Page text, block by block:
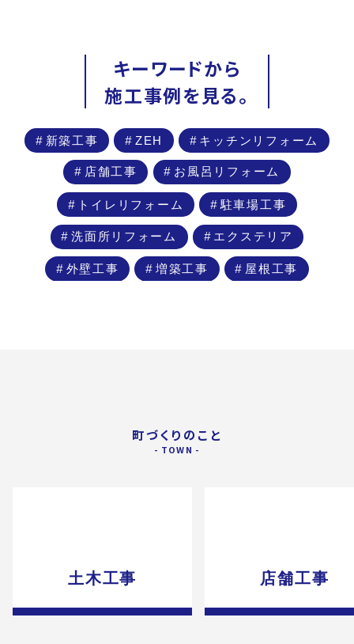
キーワードから
施工事例を見る。
新築工事 ZEH キッチンリフォーム
店舗工事 お風呂リフォーム
トイレリフォーム 駐車場工事
洗面所リフォーム エクステリア
外壁工事 増築工事 屋根工事
町づくりのこと
土木工事 店舗工事